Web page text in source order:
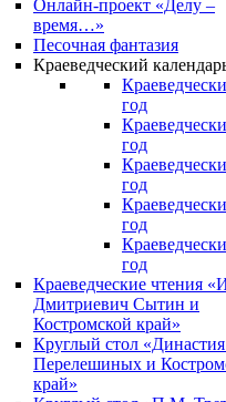
Онлайн-проект «Делу –
время…»
Песочная фантазия
Краеведческий
год
год
год
год
год
Краеведческие чтения
Дмитриевич Сытин и
Костромской край»
Круглый стол
Перелешиных и
край»